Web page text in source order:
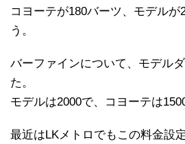
コヨーテが180バーツ、モデルが
う。
バーファインについて、モデル
た。
モデルは2000で、コヨーテは
最近はLKメトロでもこの料金設